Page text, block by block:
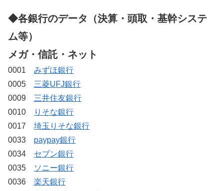
◆各銀行のデータ（決算・頭取・基幹システ
ム等）
メガ・信託・ネット
0001 みずほ銀行
0005 三菱UFJ銀行
0009 三井住友銀行
0010
りそな銀行
0017 埼玉りそな銀行
0033 paypay銀行
0034 セブン銀行
0035
ソニー銀行
0036 楽天銀行